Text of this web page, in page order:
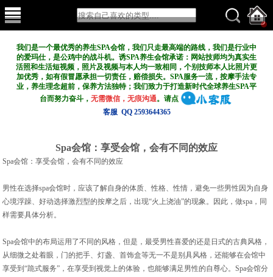
我们是一个最优秀的养生SPA会馆，我们只走最高端的路线，我们是行业中
的爱玛仕，是公鸡中的战斗机。诱SPA养生会馆承诺：网站技师均为真实生
活照和生活短视频，照片及视频与本人均一致相同，个别技师本人比照片更
加优秀，如有假冒愿承担一切责任，赔偿损失。SPA服务一流，按摩手法专
业，养生理念超前，保养方法独特；我们致力于打造新时代全球养生SPA平
台而努力奋斗，无需微信，无痕沟通。请点
客服 QQ 2593644365
Spa会馆：享受会馆，会有不同的效应
Spa会馆：享受会馆，会有不同的效应
男性在选择spa会馆时，应该了解自身的体质、性格、性情，避免一些男性因为自身
心境浮躁、好动选择激烈型的按摩之后，出现“火上浇油”的现象。因此，做spa，同
样需要具体分析。
Spa会馆中的布局运用了不同的风格，但是，最受男性喜爱的还是日式的古典风格，
从细微之处着眼，门的把手、灯盏、首饰盒等无一不是别具风格，还能够在会馆中
享受到“跪式服务”，在享受到视觉上的体验，也能够满足男性的自尊心。Spa会馆分